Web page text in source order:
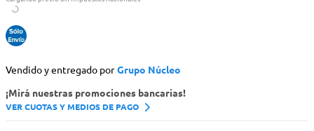
Vendido y entregado por Grupo Núcleo
¡Mirá nuestras promociones bancarias!
VER CUOTAS Y MEDIOS DE PAGO